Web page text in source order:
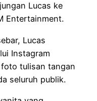
Lucas ke
Entertainment.
Lucas
Instagram
tulisan tangan
seluruh publik.